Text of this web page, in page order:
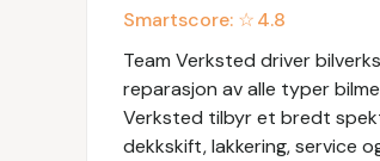
Smartscore: ☆4.8
Team Verksted driver
reparasjon av alle typer
Verksted tilbyr et bredt
dekkskift, lakkering, service